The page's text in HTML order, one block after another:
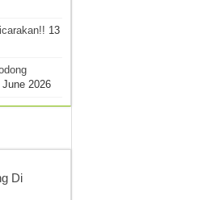
13
June 2026
Di